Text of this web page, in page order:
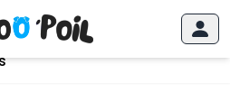
à poil's